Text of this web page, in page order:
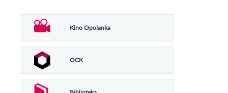
Kino Opolanka
OCK